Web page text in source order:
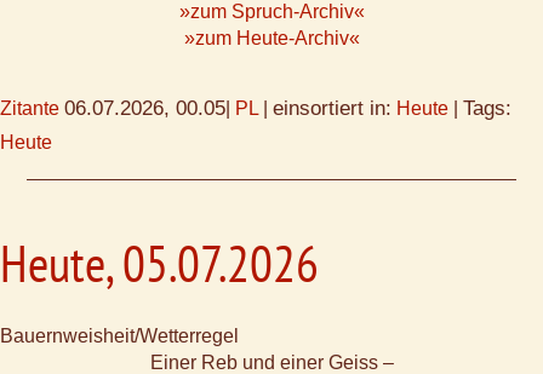
»zum Spruch-Archiv«
»zum Heute-Archiv«
Zitante 06.07.2026, 00.05 PL einsortiert in: Heute Tags:
Heute
Heute, 05.07.2026
Bauernweisheit/Wetterregel
Einer Reb und einer Geiss –